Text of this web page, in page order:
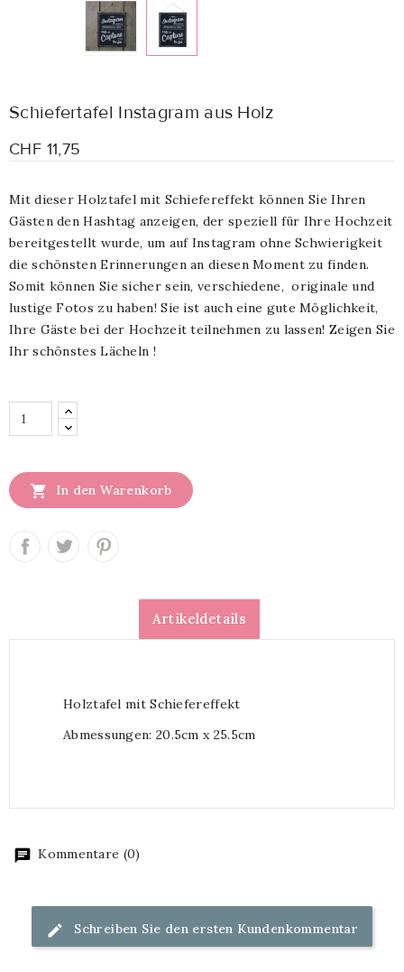
Schiefertafel Instagram aus Holz
CHF 11,75
Mit dieser Holztafel mit Schiefereffekt können Sie Ihren
Gästen den Hashtag anzeigen, der speziell für Ihre Hochzeit
bereitgestellt wurde, um auf Instagram ohne Schwierigkeit
die schönsten Erinnerungen an diesen Moment zu finden.
Somit können Sie sicher sein, verschiedene, originale und
lustige Fotos zu haben! Sie ist auch eine gute Möglichkeit,
Ihre Gäste bei der Hochzeit teilnehmen zu lassen! Zeigen Sie
Ihr schönstes Lächeln !
 In den Warenkorb
Artikeldetails
Holztafel mit Schiefereffekt
Abmessungen: 20.5cm x 25.5cm
Kommentare (0)
Schreiben Sie den ersten Kundenkommentar